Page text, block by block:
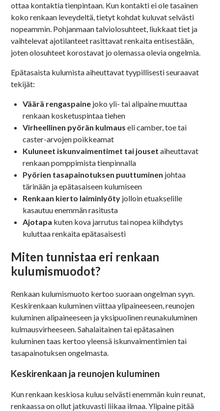
ottaa kontaktia tienpintaan. Kun kontakti ei ole tasainen
koko renkaan leveydeltä, tietyt kohdat kuluvat selvästi
nopeammin. Pohjanmaan talviolosuhteet, liukkaat tiet ja
vaihtelevat ajotilanteet rasittavat renkaita entisestään,
joten olosuhteet korostavat jo olemassa olevia ongelmia.
Epätasaista kulumista aiheuttavat tyypillisesti seuraavat
tekijät:
Väärä rengaspaine joko yli- tai alipaine muuttaa
renkaan kosketuspintaa tiehen
Virheellinen pyörän kulmaus eli camber, toe tai
caster-arvojen poikkeamat
Kuluneet iskunvaimentimet tai jouset aiheuttavat
renkaan pomppimista tienpinnalla
Pyörien tasapainotuksen puuttuminen johtaa
tärinään ja epätasaiseen kulumiseen
Renkaan kierto laiminlyöty jolloin etuakselille
kasautuu enemmän rasitusta
Ajotapa kuten kova jarrutus tai nopea kiihdytys
kuluttaa renkaita epätasaisesti
Miten tunnistaa eri renkaan
kulumismuodot?
Renkaan kulumismuoto kertoo suoraan ongelman syyn.
Keskirenkaan kuluminen viittaa ylipaineeseen, reunojen
kuluminen alipaineeseen ja yksipuolinen reunakuluminen
kulmausvirheeseen. Sahalaitainen tai epätasainen
kuluminen taas kertoo yleensä iskunvaimentimien tai
tasapainotuksen ongelmasta.
Keskirenkaan ja reunojen kuluminen
Kun renkaan keskiosa kuluu selvästi enemmän kuin reunat,
renkaassa on ollut jatkuvasti liikaa ilmaa. Ylipaine pitää